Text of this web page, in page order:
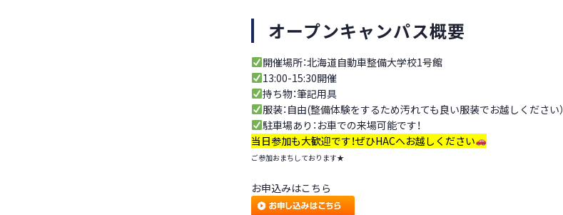
オープンキャンパス概要
開催場所：北海道自動車整備大学校1号館
13:00-15:30開催
持ち物：筆記用具
服装：自由(整備体験をするため汚れても良い服装でお越しください）
駐車場あり：お車での来場可能です！
当日参加も大歓迎です！ぜひHACへお越しください
ご参加おまちしております★
お申込みはこちら